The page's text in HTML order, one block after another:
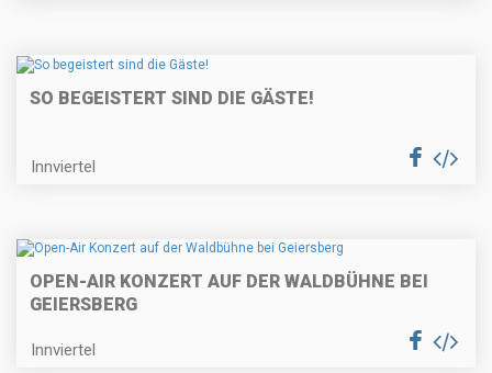
SO BEGEISTERT SIND DIE GÄSTE!
Innviertel
OPEN-AIR KONZERT AUF DER WALDBÜHNE BEI
GEIERSBERG
Innviertel